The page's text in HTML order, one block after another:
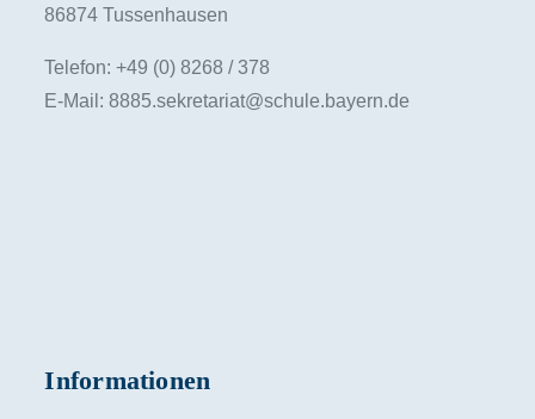
86874 Tussenhausen
Telefon: +49 (0) 8268 / 378
E-Mail: 8885.sekretariat@schule.bayern.de
Informationen